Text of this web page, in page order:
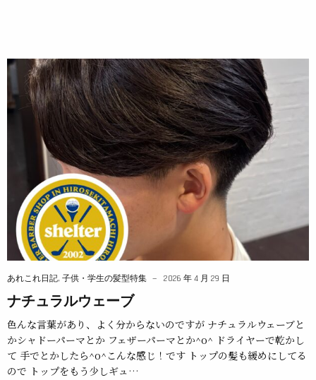
あれこれ日記, 子供・学生の髪型特集 2026 年 4 月 29 日
ナチュラルウェーブ
色んな言葉があり、よく分からないのですが ナチュラルウェーブと
かシャドーパーマとか フェザーパーマとか^o^ ドライヤーで乾かし
て 手でとかしたら^o^こんな感じ！です トップの髪も緩めにしてる
ので トップをもう少しギュ…